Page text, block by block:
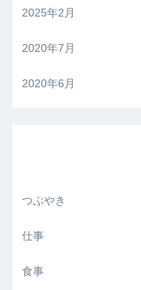
2025年2月
2020年7月
2020年6月
つぶやき
仕事
食事